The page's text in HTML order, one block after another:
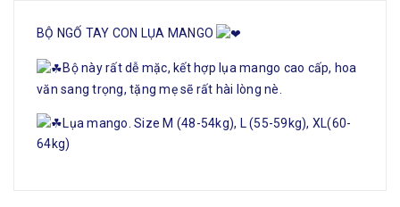
BỘ NGỐ TAY CON LỤA MANGO
Bộ này rất dễ mặc, kết hợp lụa mango cao cấp, hoa
văn sang trọng, tặng mẹ sẽ rất hài lòng nè.
Lụa mango. Size M (48-54kg), L (55-59kg), XL(60-
64kg)